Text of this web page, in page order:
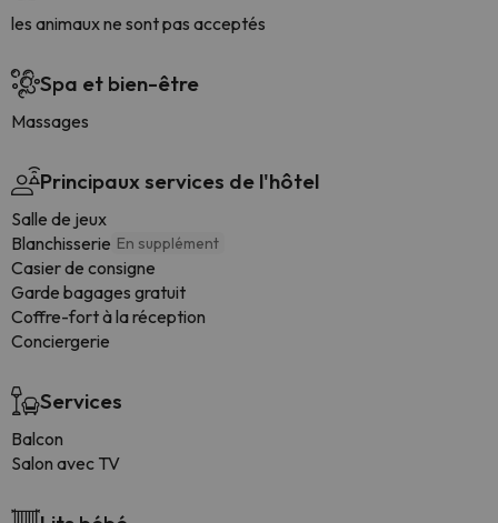
les animaux ne sont pas acceptés
Spa et bien-être
Massages
Principaux services de l'hôtel
Salle de jeux
Blanchisserie En supplément
Casier de consigne
Garde bagages gratuit
Coffre-fort à la réception
Conciergerie
Services
Balcon
Salon avec TV